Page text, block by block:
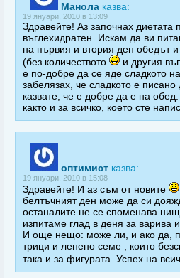
Манола казва:
19 януари, 2010 в 13:09
Здравейте! Аз започнах
въглехидратен. Искам да ви
на първия и втория ден обедът
(без количеството
и другия
е по-добре да се яде сладкото
забелязах, че сладкото е
казвате, че е добре да е на
както и за всичко, което сте
оптимист казва:
19 януари, 2010 в 15:08
Здравейте! И аз съм от новите
белтъчният ден може да си
останалите не се споменава
изпитаме глад в деня за варива
И още нещо: може ли, и ако да,
трици и ленено семе , които
така и за фигурата. Успех на